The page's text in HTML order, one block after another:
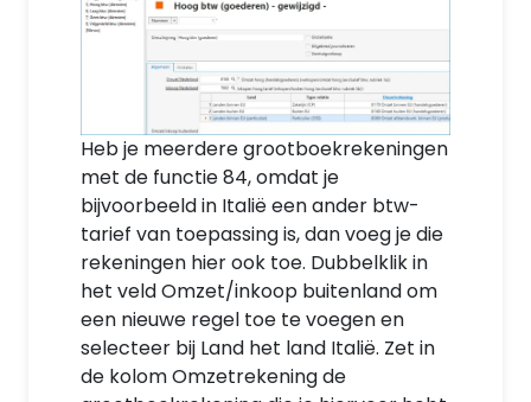
Heb je meerdere grootboekrekeningen
met de functie 84, omdat je
bijvoorbeeld in Italië een ander btw-
tarief van toepassing is, dan voeg je die
rekeningen hier ook toe. Dubbelklik in
het veld Omzet/inkoop buitenland om
een nieuwe regel toe te voegen en
selecteer bij Land het land Italië. Zet in
de kolom Omzetrekening de